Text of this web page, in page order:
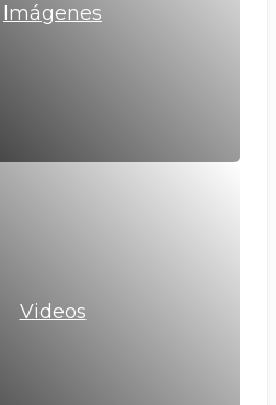
Imágenes
Videos